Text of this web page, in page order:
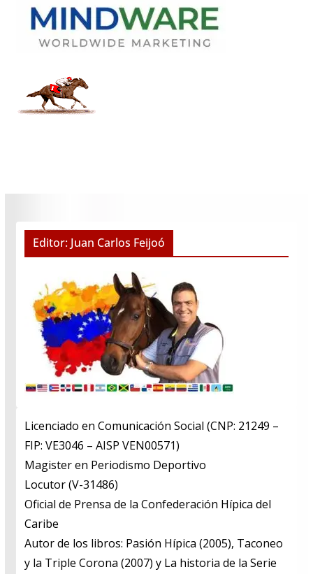
Editor: Juan Carlos Feijoó
Licenciado en Comunicación Social (CNP: 21249 –
FIP: VE3046 – AISP VEN00571)
​Magister en Periodismo Deportivo
​Locutor (V-31486)
​Oficial de Prensa de la Confederación Hípica del
Caribe
​Autor de los libros: Pasión Hípica (2005), Taconeo
y la Triple Corona (2007) y La historia de la Serie